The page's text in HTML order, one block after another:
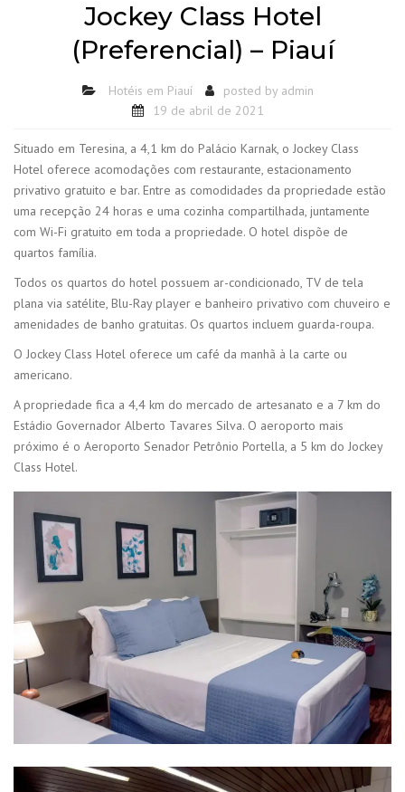
Jockey Class Hotel
(Preferencial) – Piauí
Hotéis em Piauí posted by admin
19 de abril de 2021
Situado em Teresina, a 4,1 km do Palácio Karnak, o Jockey Class
Hotel oferece acomodações com restaurante, estacionamento
privativo gratuito e bar. Entre as comodidades da propriedade estão
uma recepção 24 horas e uma cozinha compartilhada, juntamente
com Wi-Fi gratuito em toda a propriedade. O hotel dispõe de
quartos família.
Todos os quartos do hotel possuem ar-condicionado, TV de tela
plana via satélite, Blu-Ray player e banheiro privativo com chuveiro e
amenidades de banho gratuitas. Os quartos incluem guarda-roupa.
O Jockey Class Hotel oferece um café da manhã à la carte ou
americano.
A propriedade fica a 4,4 km do mercado de artesanato e a 7 km do
Estádio Governador Alberto Tavares Silva. O aeroporto mais
próximo é o Aeroporto Senador Petrônio Portella, a 5 km do Jockey
Class Hotel.